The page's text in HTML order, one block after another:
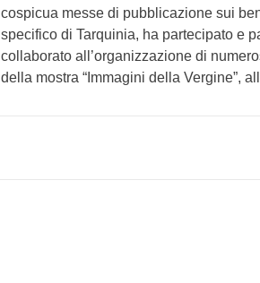
cospicua messe di pubblicazione sui
specifico di Tarquinia, ha partecipato e
collaborato all’organizzazione di
della mostra “Immagini della Vergine”,